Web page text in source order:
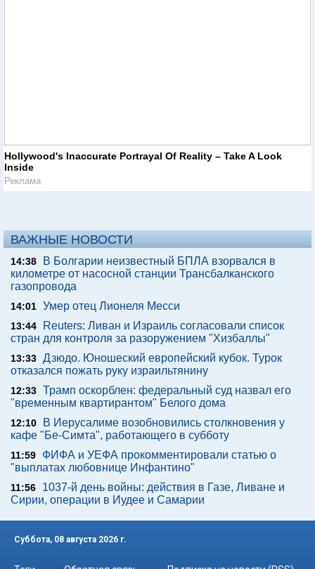
Hollywood's Inaccurate Portrayal Of Reality – Take A Look
Inside
Реклама
ВАЖНЫЕ НОВОСТИ
14:38
В Болгарии неизвестный БПЛА взорвался в
километре от насосной станции Трансбалканского
газопровода
14:01 Умер отец Лионеля Месси
13:44
Reuters: Ливан и Израиль согласовали список
стран для контроля за разоружением "Хизбаллы"
13:33 Дзюдо. Юношеский европейский кубок. Турок
отказался пожать руку израильтянину
12:33 Трамп оскорблен: федеральный суд назвал его
"временным квартирантом" Белого дома
12:10
В Иерусалиме возобновились столкновения у
кафе "Бе-Симта", работающего в субботу
11:59
ФИФА и УЕФА прокомментировали статью о
"выплатах любовнице Инфантино"
11:56
1037-й день войны: действия в Газе, Ливане и
Сирии, операции в Иудее и Самарии
Суббота, 08 августа 2026 г.